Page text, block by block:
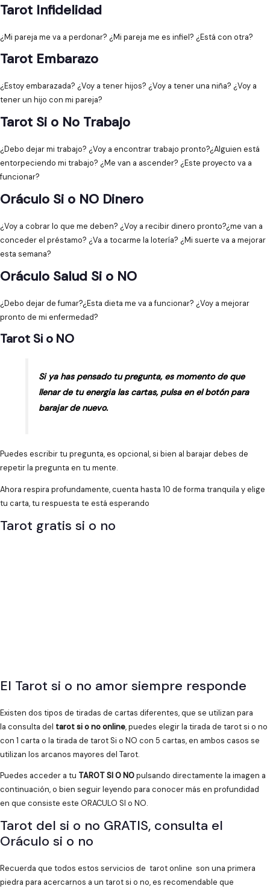
Tarot Infidelidad
¿Mi pareja me va a perdonar? ¿Mi pareja me es infiel? ¿Está con otra?
Tarot Embarazo
¿Estoy embarazada? ¿Voy a tener hijos? ¿Voy a tener una niña? ¿Voy a
tener un hijo con mi pareja?
Tarot Si o No Trabajo
¿Debo dejar mi trabajo? ¿Voy a encontrar trabajo pronto?¿Alguien está
entorpeciendo mi trabajo? ¿Me van a ascender? ¿Este proyecto va a
funcionar?
Oráculo Si o NO Dinero
¿Voy a cobrar lo que me deben? ¿Voy a recibir dinero pronto?¿me van a
conceder el préstamo? ¿Va a tocarme la lotería? ¿Mi suerte va a mejorar
esta semana?
Oráculo Salud Si o NO
¿Debo dejar de fumar?¿Esta dieta me va a funcionar? ¿Voy a mejorar
pronto de mi enfermedad?
Tarot Si o NO
Si ya has pensado tu pregunta, es momento de que
llenar de tu energia las cartas, pulsa en el botón para
barajar de nuevo.
Puedes escribir tu pregunta, es opcional, si bien al barajar debes de
repetir la pregunta en tu mente.
Ahora respira profundamente, cuenta hasta 10 de forma tranquila y elige
tu carta, tu respuesta te está esperando
Tarot gratis si o no
El Tarot si o no amor siempre responde
Existen dos tipos de tiradas de cartas diferentes, que se utilizan para
la consulta del tarot si o no online, puedes elegir la tirada de tarot si o no
con 1 carta o la tirada de tarot Si o NO con 5 cartas, en ambos casos se
utilizan los arcanos mayores del Tarot.
Puedes acceder a tu TAROT SI O NOpulsando directamente la imagen a
continuación, o bien seguir leyendo para conocer más en profundidad
en que consiste este ORACULO SI o NO.
Tarot del si o no GRATIS, consulta el
Oráculo si o no
Recuerda que todos estos servicios de tarot online son una primera
piedra para acercarnos a un tarot si o no, es recomendable que